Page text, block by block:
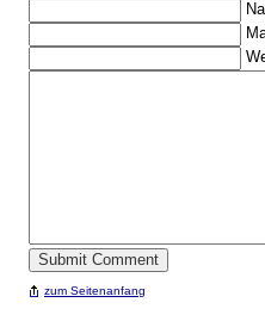
zum Seitenanfang